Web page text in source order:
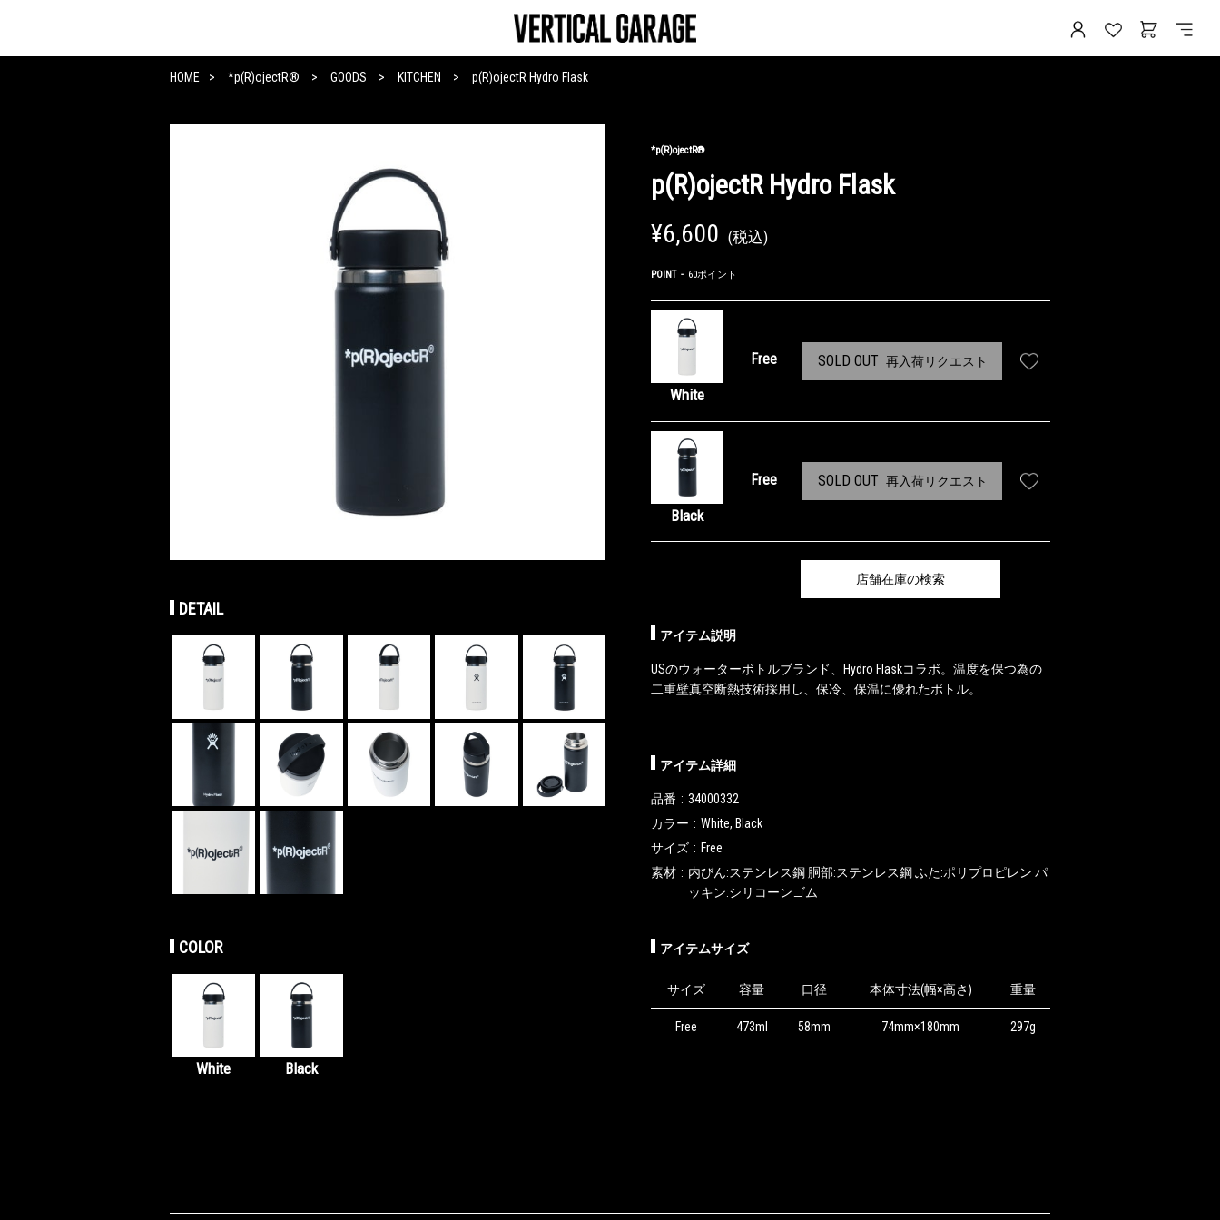
HOME *p(R)ojectR® GOODS KITCHEN p(R)ojectR Hydro Flask
DETAIL
COLOR
White Black
*p(R)ojectR®
p(R)ojectR Hydro Flask
¥6,600 (税込)
POINT 60ポイント
White
Free SOLD OUT 再入荷リクエスト
Black
Free SOLD OUT 再入荷リクエスト
店舗在庫の検索
アイテム説明
USのウォーターボトルブランド、Hydro Flaskコラボ。温度を保つ為の
二重壁真空断熱技術採用し、保冷、保温に優れたボトル。
アイテム詳細
品番
34000332
カラー
White, Black
サイズ
Free
素材
内びん:ステンレス鋼 胴部:ステンレス鋼 ふた:ポリプロピレン パ
ッキン:シリコーンゴム
アイテムサイズ
サイズ 容量 口径 本体寸法(幅×高さ) 重量
Free 473ml 58mm 74mm×180mm 297g